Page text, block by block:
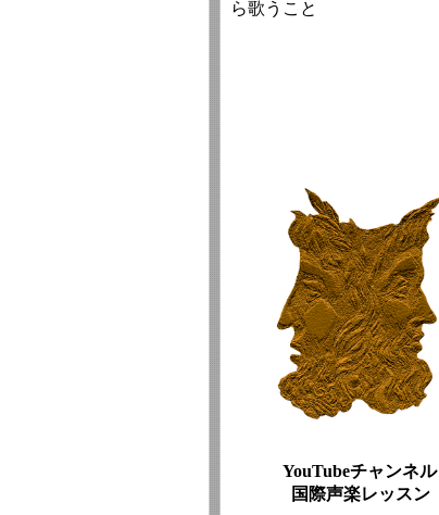
ら歌うこと
YouTubeチャンネル
国際声楽レッスン